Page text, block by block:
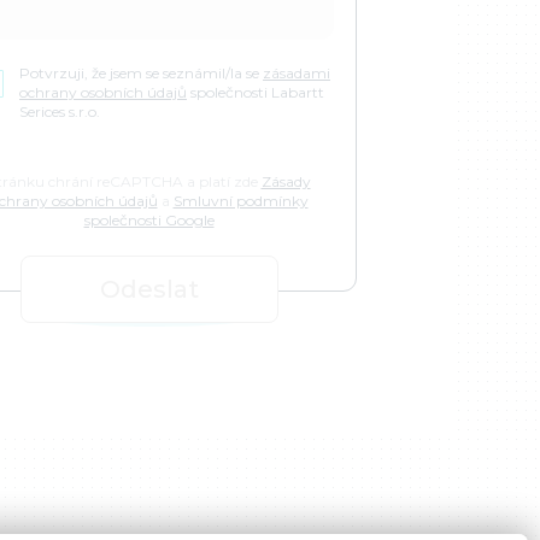
Potvrzuji, že jsem se seznámil/la se zásadami
ochrany osobních údajů společnosti Labartt
Serices s.r.o.
Zásady
osobních údajů
Smluvní podmínky
společnosti Google